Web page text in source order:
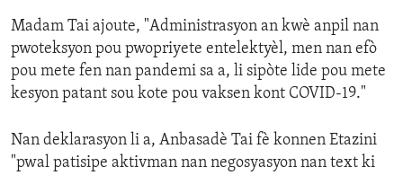
Madam Tai ajoute, "Administrasyon an kwè anpil nan
pwoteksyon pou pwopriyete entelektyèl, men nan efò
pou mete fen nan pandemi sa a, li sipòte lide pou mete
kesyon patant sou kote pou vaksen kont COVID-19."
Nan deklarasyon li a, Anbasadè Tai fè konnen Etazini
"pwal patisipe aktivman nan negosyasyon nan text ki